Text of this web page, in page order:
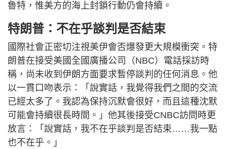
魯特，惟美方的海上封鎖行動仍會持續。
特朗普：不在乎談判是否結束
國際社會正密切注視美伊會否爆發更大規模衝突。特
朗普在接受美國全國廣播公司（NBC）電話採訪時
稱，尚未收到伊朗方面要求暫停談判的任何消息。他
以一貫口吻表示：「說實話，我覺得我們之間的交流
已經太多了。我認為保持沉默會很好，而且這種沈默
可能會持續很長時間。」他其後接受CNBC訪問時更
放言：「說實話，我不在乎談判是否結束……我一點
也不在乎。」